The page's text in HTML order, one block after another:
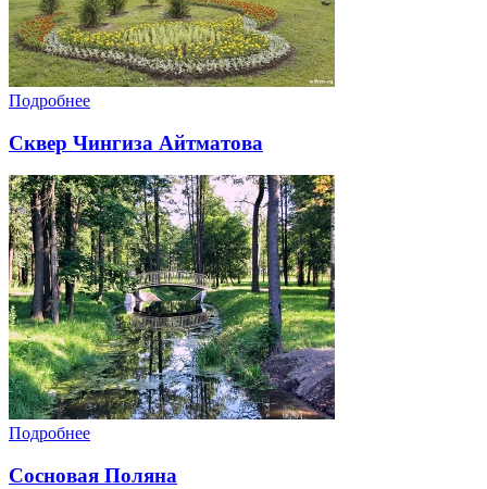
Подробнее
Сквер Чингиза Айтматова
Подробнее
Сосновая Поляна